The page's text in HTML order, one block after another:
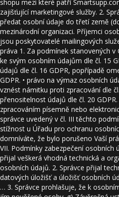
shopu mezi které patří
zajišťující marketingové služby. 2.
předat osobní údaje do třetí země
mezinárodní organizaci. Příjemci
jsou poskytovatelé mailingových
práva 1. Za podmínek stanovených v
ke svým osobním údajům dle čl. 15
údajů dle čl. 16 GDPR, popřípadě
GDPR. • právo na výmaz osobních
vznést námitku proti zpracování dle
přenositelnost údajů dle čl. 20
zpracováním písemně nebo
správce uvedený v čl. III těchto
stížnost u Úřadu pro ochranu
domníváte, že bylo porušeno Vaší
VII. Podmínky zabezpečení osobních
přijal veškerá vhodná technická a
osobních údajů. 2. Správce přijal
datových úložišť a úložišť osobních
… 3. Správce prohlašuje, že k